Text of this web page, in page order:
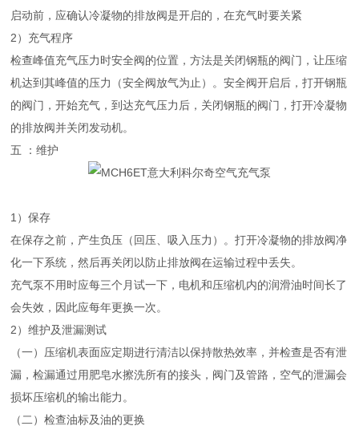
启动前，应确认冷凝物的排放阀是开启的，在充气时要关紧
2）充气程序
检查峰值充气压力时安全阀的位置，方法是关闭钢瓶的阀门，让压缩
机达到其峰值的压力（安全阀放气为止）。安全阀开启后，打开钢瓶
的阀门，开始充气，到达充气压力后，关闭钢瓶的阀门，打开冷凝物
的排放阀并关闭发动机。
五 ：维护
1）保存
在保存之前，产生负压（回压、吸入压力）。打开冷凝物的排放阀净
化一下系统，然后再关闭以防止排放阀在运输过程中丢失。
充气泵不用时应每三个月试一下，电机和压缩机内的润滑油时间长了
会失效，因此应每年更换一次。
2）维护及泄漏测试
（一）压缩机表面应定期进行清洁以保持散热效率，并检查是否有泄
漏，检漏通过用肥皂水擦洗所有的接头，阀门及管路，空气的泄漏会
损坏压缩机的输出能力。
（二）检查油标及油的更换